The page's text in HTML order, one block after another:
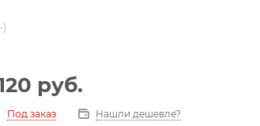
)
руб.
Под заказ Нашли дешевле?